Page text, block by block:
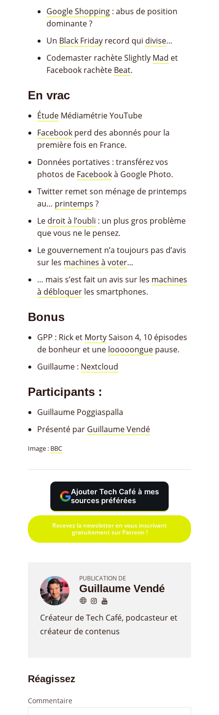
Google Shopping : abus de position
dominante ?
Un Black Friday record qui divise…
Codemaster rachète Slightly Mad et
Facebook rachète Beat.
En vrac
Étude Médiamétrie YouTube
Facebook perd des abonnés pour la
première fois en France.
Données portatives : transférez vos
photos de Facebookà Google Photo.
Twitter remet son ménage de printemps
au… printemps ?
Le droit à l’oubli : un plus gros problème
que vous ne le pensez.
Le gouvernement n’a toujours pas d’avis
sur les machines à voter…
… mais s’est fait un avis sur les machines
à débloquer les smartphones.
Bonus
GPP : Rick et MortySaison 4, 10 épisodes
de bonheur et une looooongue pause.
Guillaume : Nextcloud
Participants :
Guillaume Poggiaspalla
Présenté par Guillaume Vendé
Image : BBC
Ajouter Tech Café à mes
sources préférées
Recevez la newsletter en vous inscrivant
gratuitement sur Patreon !
PUBLICATION DE
Guillaume Vendé
Créateur de Tech Café, podcasteur et
créateur de contenus
Réagissez
Commentaire